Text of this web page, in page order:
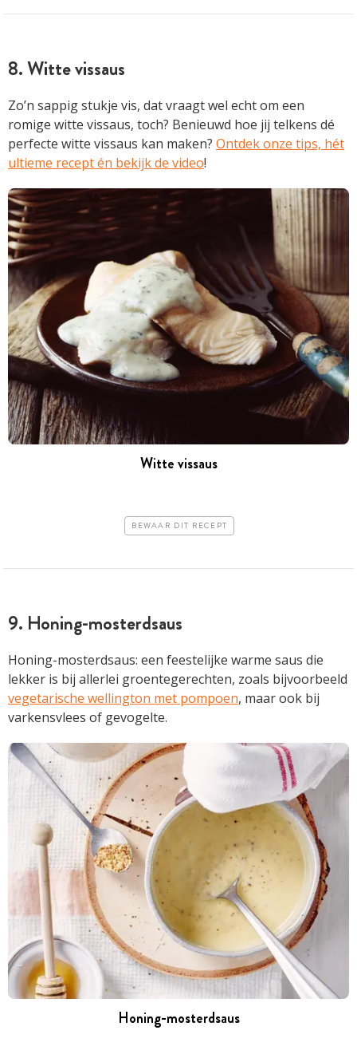
8. Witte vissaus
Zo’n sappig stukje vis, dat vraagt wel echt om een
romige witte vissaus, toch? Benieuwd hoe jij telkens dé
perfecte witte vissaus kan maken? Ontdek onze tips, hét
ultieme recept én bekijk de video!
Witte vissaus
BEWAAR DIT RECEPT
9. Honing-mosterdsaus
Honing-mosterdsaus: een feestelijke warme saus die
lekker is bij allerlei groentegerechten, zoals bijvoorbeeld
vegetarische wellington met pompoen, maar ook bij
varkensvlees of gevogelte.
Honing-mosterdsaus